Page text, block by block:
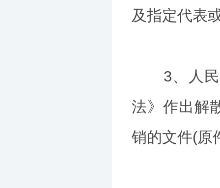
及指定代表
3、人民
法》作出解
销的文件(原